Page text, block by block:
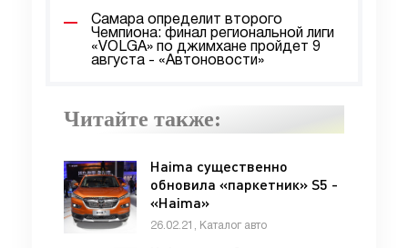
Самара определит второго
Чемпиона: финал региональной лиги
«VOLGA» по джимхане пройдет 9
августа - «Автоновости»
Читайте также:
Haima существенно
обновила «паркетник» S5 -
«Haima»
26.02.21, Каталог авто